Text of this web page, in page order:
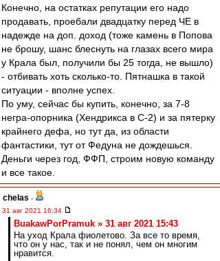
Конечно, на остатках репутации его надо
продавать, проебали двадцатку перед ЧЕ в
надежде на доп. доход (тоже камень в Попова
не брошу, шанс блеснуть на глазах всего мира
у Крала был, получили бы 25 тогда, не вышло)
- отбивать хоть сколько-то. Пятнашка в такой
ситуации - вполне успех.
По уму, сейчас бы купить, конечно, за 7-8
негра-опорника (Хендрикса в С-2) и за пятерку
крайнего дефа, но тут да, из области
фантастики, тут от Федуна не дождешься.
Деньги через год, ФФП, строим новую команду
и все такое.
chelas -
31 авг 2021 16:34
BuakawPorPramuk » 31 авг 2021 15:43
На уход Крала фиолетово. За все то время,
что он у нас, так и не понял, чем он многим
нравится.